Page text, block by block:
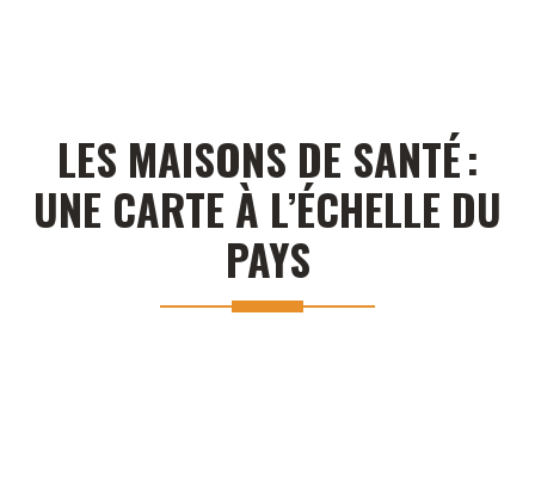
LES MAISONS DE SANTÉ :
UNE CARTE À L’ÉCHELLE DU
PAYS